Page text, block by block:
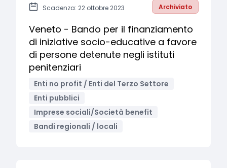
Scadenza: 22 ottobre 2023 Archiviato
Veneto - Bando per il finanziamento
di iniziative socio-educative a favore
di persone detenute negli istituti
penitenziari
Enti no profit / Enti del Terzo Settore
Enti pubblici
Imprese sociali/Società benefit
Bandi regionali / locali